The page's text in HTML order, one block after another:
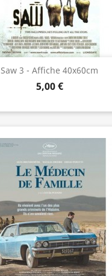
Saw 3 - Affiche 40x60cm
5,00 €
Aperçu rapide